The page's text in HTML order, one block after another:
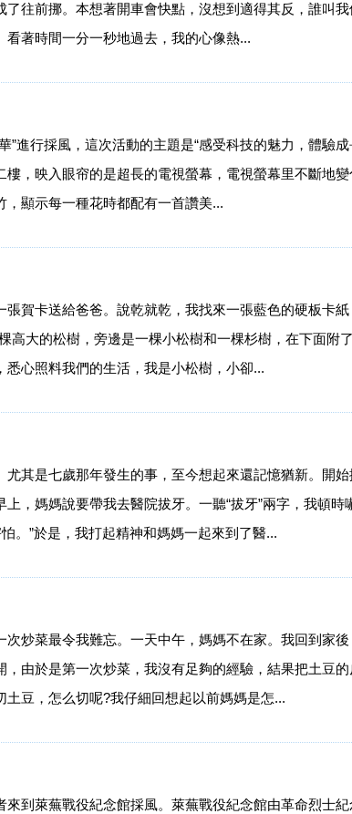
往前挪。本想著開車會快點，沒想到適得其反，誰叫
著時間一分一秒地過去，我的心像熱...
”進行採風，這次活動的主題是“感受科技的魅力，體驗
樓，映入眼帘的是超長的電視螢幕，電視螢幕里不斷地
顯示每一種花時都配有一首讚美...
賀卡送給爸爸。說乾就乾，我找來一張藍色的硬板卡
高大的松樹，旁邊是一棵小松樹和一棵杉樹，在下面附
心照料我們的生活，我是小松樹，小卻...
其是七歲那年發生的事，至今想起來還記憶猶新。開
，媽媽說要帶我去醫院拔牙。一聽“拔牙”兩字，我頓
。”於是，我打起精神和媽媽一起來到了醫...
炒菜最令我難忘。一天中午，媽媽不在家。我回到家
由於是第一次炒菜，我沒有足夠的經驗，結果把土豆
豆，怎么切呢?我仔細回想起以前媽媽是怎...
到萊蕪戰役紀念館採風。萊蕪戰役紀念館由革命烈士